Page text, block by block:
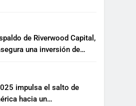
de Riverwood Capital,
una inversión de
impulsa el salto de
hacia un